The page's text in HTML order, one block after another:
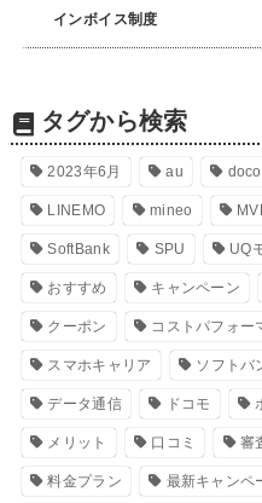
インボイス制度
タグから検索
2023年6月 au
LINEMO mineo
SoftBank SPU UQ
おすすめ キャンペーン
クーポン コストパフォー
スマホキャリア ソフトバ
データ通信 ドコモ
メリット 口コミ 審
料金プラン 最新キャンペ